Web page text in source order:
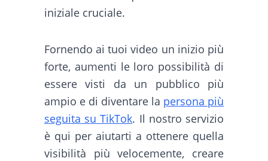
iniziale cruciale.
Fornendo ai tuoi video un inizio più
forte, aumenti le loro possibilità di
essere visti da un pubblico più
ampio e di diventare la persona più
seguita su TikTok. Il nostro servizio
è qui per aiutarti a ottenere quella
visibilità più velocemente, creare